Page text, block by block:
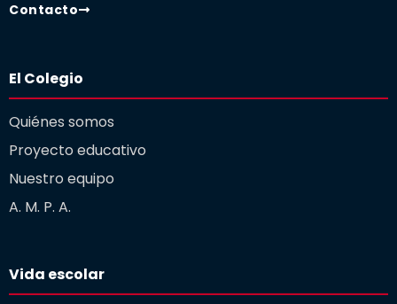
Contacto
El Colegio
Quiénes somos
Proyecto educativo
Nuestro equipo
A. M. P. A.
Vida escolar